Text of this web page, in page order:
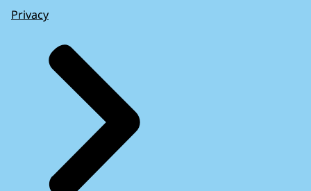
Privacy